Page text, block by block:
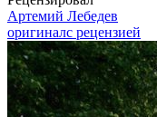
Артемий Лебедев
оригиналс рецензией